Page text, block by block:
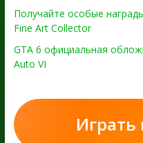
Получайте особые
Fine Art Collector
GTA 6 официальная
Auto VI
Играть